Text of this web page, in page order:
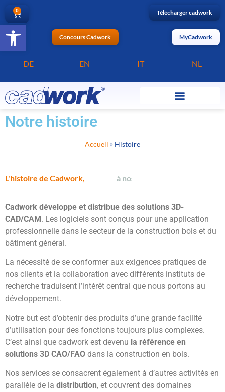
Ouvrir la barre d’outils
0 Télécharger cadwork
Concours Cadwork MyCadwork
DE EN IT NL
Notre histoire
Accueil » Histoire
L'histoire de Cadwork, à nos
Cadwork développe et distribue des solutions 3D-
CAD/CAM. Les logiciels sont conçus pour une application
professionnelle dans le secteur de la construction bois et du
bâtiment général.
La nécessité de se conformer aux exigences pratiques de
nos clients et la collaboration avec différents instituts de
recherche traduisent l’intérêt central que nous portons au
développement.
Notre but est d’obtenir des produits d’une grande facilité
d’utilisation pour des fonctions toujours plus complexes.
C’est ainsi que cadwork est devenu la référence en
solutions 3D CAO/FAO dans la construction en bois.
Nos services se consacrent également à d’autres activités en
parallèle de la distribution, et couvrent des domaines